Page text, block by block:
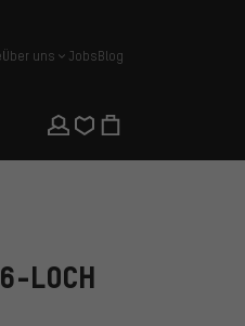
Über uns JobsBlog
LOCH